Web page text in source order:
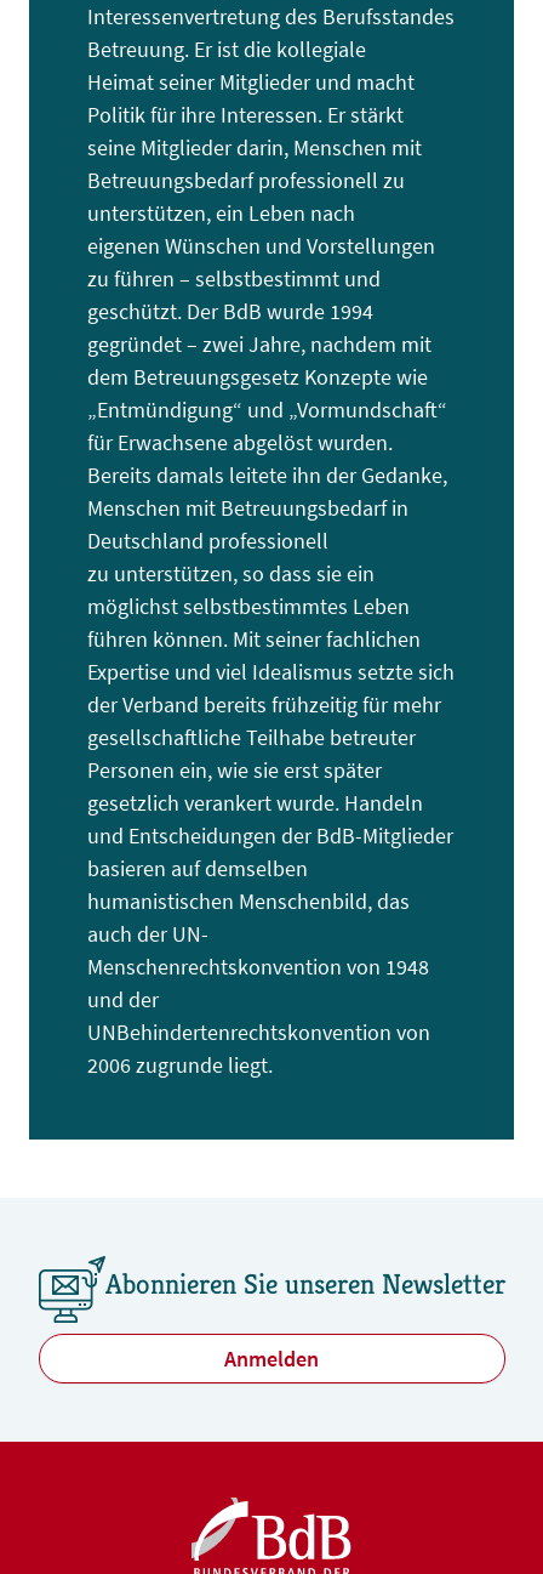
Interessenvertretung des Berufsstandes
Betreuung. Er ist die kollegiale
Heimat seiner Mitglieder und macht
Politik für ihre Interessen. Er stärkt
seine Mitglieder darin, Menschen mit
Betreuungsbedarf professionell zu
unterstützen, ein Leben nach
eigenen Wünschen und Vorstellungen
zu führen – selbstbestimmt und
geschützt. Der BdB wurde 1994
gegründet – zwei Jahre, nachdem mit
dem Betreuungsgesetz Konzepte wie
„Entmündigung“ und „Vormundschaft“
für Erwachsene abgelöst wurden.
Bereits damals leitete ihn der Gedanke,
Menschen mit Betreuungsbedarf in
Deutschland professionell
zu unterstützen, so dass sie ein
möglichst selbstbestimmtes Leben
führen können. Mit seiner fachlichen
Expertise und viel Idealismus setzte sich
der Verband bereits frühzeitig für mehr
gesellschaftliche Teilhabe betreuter
Personen ein, wie sie erst später
gesetzlich verankert wurde. Handeln
und Entscheidungen der BdB-Mitglieder
basieren auf demselben
humanistischen Menschenbild, das
auch der UN-
Menschenrechtskonvention von 1948
und der
UNBehindertenrechtskonvention von
2006 zugrunde liegt.
Abonnieren Sie unseren Newsletter
Anmelden